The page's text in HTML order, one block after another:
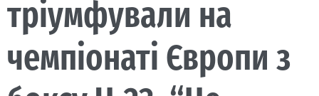
тріумфували на
чемпіонаті Європи з